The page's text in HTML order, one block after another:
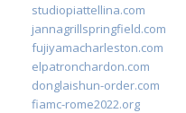
studiopiattellina.com
jannagrillspringfield.com
fujiyamacharleston.com
elpatronchardon.com
donglaishun-order.com
fiamc-rome2022.org